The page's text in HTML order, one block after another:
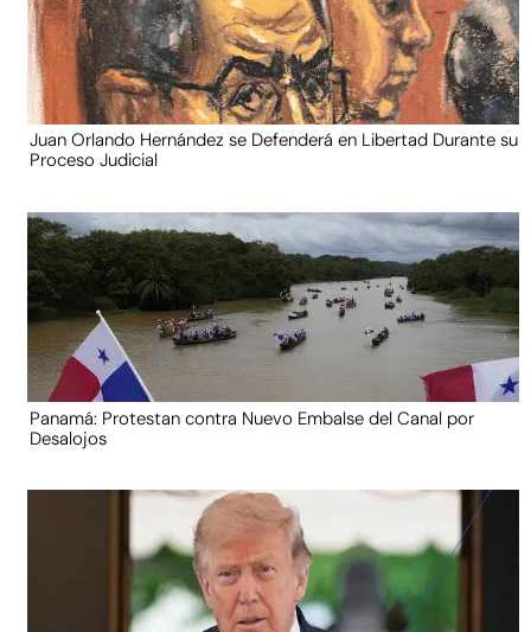
Juan Orlando Hernández se Defenderá en Libertad Durante su
Proceso Judicial
Panamá: Protestan contra Nuevo Embalse del Canal por
Desalojos